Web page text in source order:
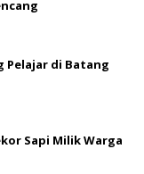
Pelajar di Batang
Sapi Milik Warga